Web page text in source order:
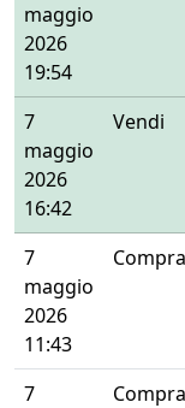
maggio
2026
19:54
7
maggio
2026
16:42
Vendi
7
maggio
2026
11:43
Compra
7
Compra